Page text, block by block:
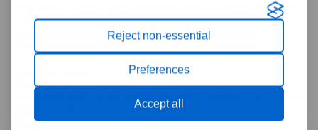
Reject non-essential
Preferences
Accept all
22.01.2021 r. o godz. 12.00 w Miejskim Centrum Kultury, Aktywności i
Promocji Gminy "Stacja Kultury" w Świeradowie-Zdroju odbędzie się
konferencja prasowa Polskiej Izby Hotelarstwa z udziałem
samorządowców, medyków, prawników i branży hotelowej.
- ile skorzystają przedsiębiorcy z tarczy 2.0 i 6.0,
- odmrażanie hoteli protokoły sanitarne prezentowane przez lekarzy,
- odpowiedzialność karna za otwarcie obiektów zaprezentuje
prawnik,